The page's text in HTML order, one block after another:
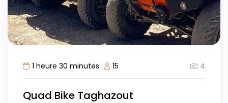
1 heure 30 minutes 15 4
Quad Bike Taghazout